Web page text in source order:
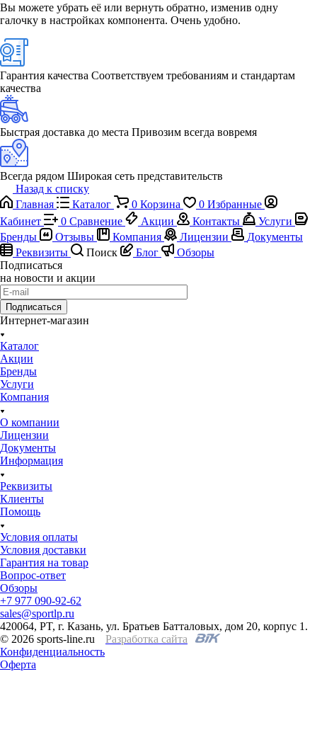
Вы можете убрать её или вернуть обратно, изменив одну
галочку в настройках компонента. Очень удобно.
Гарантия качества Соответствуем требованиям и стандартам
качества
Быстрая доставка до места Привозим всегда вовремя
Всегда рядом Широкая сеть представительств
Назад к списку
Главная
Каталог 0 Корзина 0 Избранные
Кабинет
0 Сравнение Акции Контакты
Услуги
Бренды
Отзывы Компания Лицензии
Документы
Реквизиты
Поиск Блог
Обзоры
Подписаться
на новости и акции
Подписаться
Интернет-магазин
Каталог
Акции
Бренды
Услуги
Компания
О компании
Лицензии
Документы
Информация
Реквизиты
Клиенты
Помощь
Условия оплаты
Условия доставки
Гарантия на товар
Вопрос-ответ
Обзоры
+7 977 090-92-62
sales@sportlp.ru
420064, PT, г. Казань, ул. Братьев Батталовых, дом 20, корпус 1.
© 2026 sports-line.ru
Разработка сайта
Конфиденциальность
Оферта